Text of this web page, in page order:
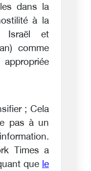
dans la
à la
Israël et
comme
; Cela
pas à un
Times a
que le